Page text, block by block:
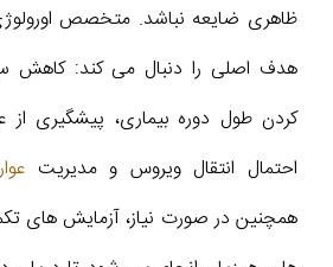
ظاهری ضایعه نباشد. متخصص
هدف اصلی را دنبال می کند: کاهش
کردن طول دوره بیماری، پیشگیری
احتمال انتقال ویروس و مدیریت
همچنین در صورت نیاز، آزمایش های